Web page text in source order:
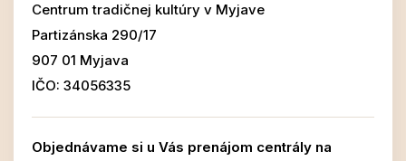
Centrum tradičnej kultúry v Myjave
Partizánska 290/17
907 01 Myjava
IČO: 34056335
Objednávame si u Vás prenájom centrály na